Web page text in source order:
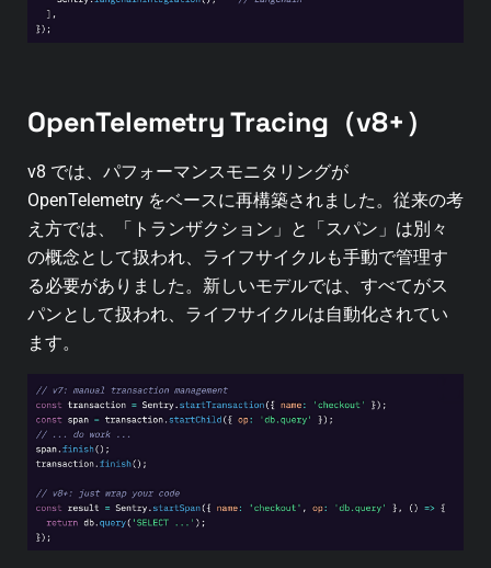
OpenTelemetry Tracing（v8+）
v8 では、パフォーマンスモニタリングが
OpenTelemetry をベースに再構築されました。従来の考
え方では、「トランザクション」と「スパン」は別々
の概念として扱われ、ライフサイクルも手動で管理す
る必要がありました。新しいモデルでは、すべてがス
パンとして扱われ、ライフサイクルは自動化されてい
ます。